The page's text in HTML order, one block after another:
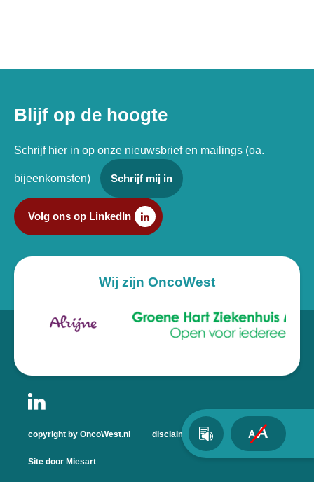
Blijf op de hoogte
Schrijf hier in op onze nieuwsbrief en mailings (oa.
bijeenkomsten) Schrijf mij in
Volg ons op LinkedIn
Wij zijn OncoWest
copyright by OncoWest.nl disclaimer privacyverklaring
Site door Miesart
AA